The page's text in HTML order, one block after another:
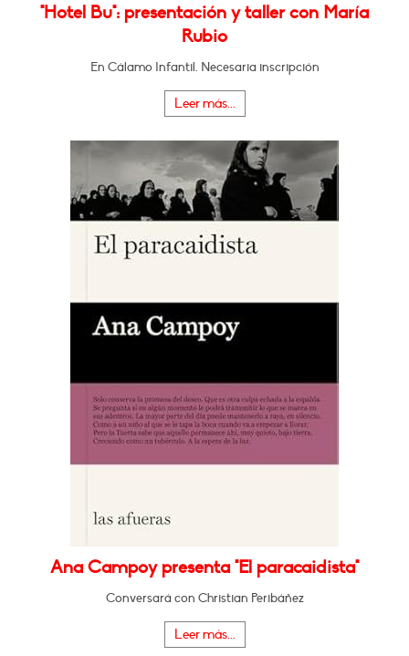
"Hotel Bu": presentación y taller con María
Rubio
En Cálamo Infantil. Necesaria inscripción
Leer más...
Ana Campoy presenta "El paracaidista"
Conversará con Christian Peribáñez
Leer más...